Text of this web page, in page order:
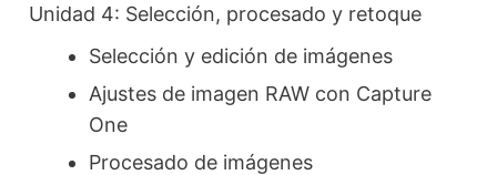
Unidad 4: Selección, procesado y retoque
Selección y edición de imágenes
Ajustes de imagen RAW con Capture
One
Procesado de imágenes